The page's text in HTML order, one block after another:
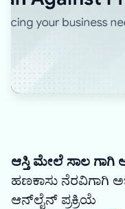
ಆಸ್ತಿ ಮೇಲೆ ಸಾಲ ಗಾಗಿ
ಹಣಕಾಸು ನೆರವಿಗಾಗಿ
ಆನ್‌ಲೈನ್ ಪ್ರಕ್ರಿಯೆ